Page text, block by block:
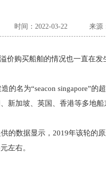
时间：2022-03-22 来源
价购买船舶的情况也一直在发
的名为“seacon singapore”
新加坡、英国、香港等多地船
的数据显示，2019年该轮
左右。